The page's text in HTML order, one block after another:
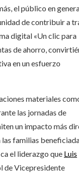
el público en
de contribuir a
digital «Un clic para
de ahorro,
en un esfuerzo
materiales
las jornadas de
un impacto más
las familias
el liderazgo que Luis
de Vicepresidente